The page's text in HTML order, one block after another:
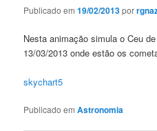
Publicado em19/02/2013por
Nesta animação simula o Ceu
13/03/2013 onde estão os
skychart5
Publicado em Astronomia